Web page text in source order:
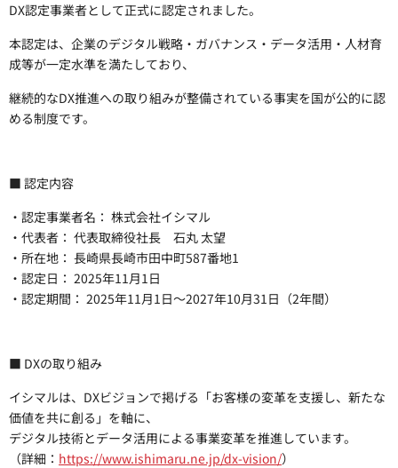
DX認定事業者として正式に認定されました。
本認定は、企業のデジタル戦略・ガバナンス・データ活用・人材育
成等が一定水準を満たしており、
継続的なDX推進への取り組みが整備されている事実を国が公的に認
める制度です。
■ 認定内容
・認定事業者名： 株式会社イシマル
・代表者： 代表取締役社長 石丸 太望
・所在地： 長崎県長崎市田中町587番地1
・認定日： 2025年11月1日
・認定期間： 2025年11月1日〜2027年10月31日（2年間）
■ DXの取り組み
イシマルは、DXビジョンで掲げる「お客様の変革を支援し、新たな
価値を共に創る」を軸に、
デジタル技術とデータ活用による事業変革を推進しています。
（詳細： https://www.ishimaru.ne.jp/dx-vision/）